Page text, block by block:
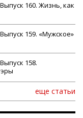
160. Жизнь, как
159. «Мужское»
158.
еще статьи